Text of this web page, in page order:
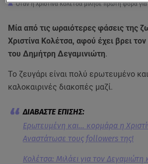
Όταν η Χριστίνα Κολέτσα μίλησε πρώτη φορά
Μία από τις ωραιότερες φάσεις της
Χριστίνα Κολέτσα, αφού έχει βρει
του Δημήτρη Δεγαμινιώτη.
Το ζευγάρι είναι πολύ ερωτευμένο
καλοκαιρινές διακοπές μαζί.
Ερωτευμένη και… κορμάρα η
Αναστάτωσε τους followers της!
Κολέτσα: Μιλάει για τον Δεγαμιώτη